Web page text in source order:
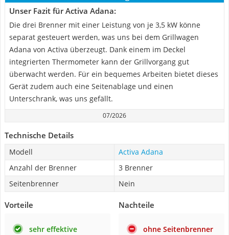
Unser Fazit für Activa Adana:
Die drei Brenner mit einer Leistung von je 3,5 kW könne
separat gesteuert werden, was uns bei dem Grillwagen
Adana von Activa überzeugt. Dank einem im Deckel
integrierten Thermometer kann der Grillvorgang gut
überwacht werden. Für ein bequemes Arbeiten bietet dieses
Gerät zudem auch eine Seitenablage und einen
Unterschrank, was uns gefällt.
07/2026
Technische Details
Modell
Activa Adana
Anzahl der Brenner
3 Brenner
Seitenbrenner
Nein
Vorteile
sehr effektive
Nachteile
ohne Seitenbrenner